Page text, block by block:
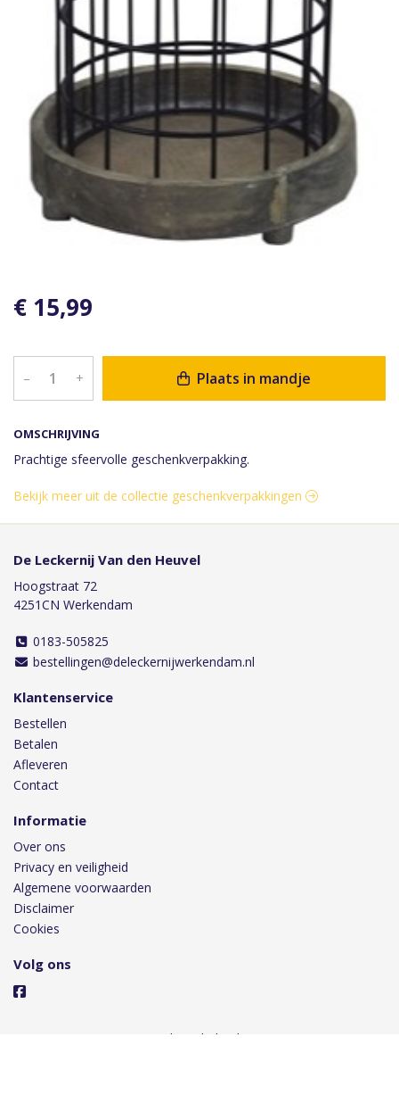
OMSCHRIJVING
Prachtige sfeervolle geschenkverpakking.
€ 15,99
– + Plaats in mandje
Bekijk meer uit de collectie geschenkverpakkingen
De Leckernij Van den Heuvel
Hoogstraat 72
4251CN Werkendam
0183-505825
bestellingen@deleckernijwerkendam.nl
Klantenservice
Bestellen
Betalen
Afleveren
Contact
Informatie
Over ons
Privacy en veiligheid
Algemene voorwaarden
Disclaimer
Cookies
Volg ons
Taal